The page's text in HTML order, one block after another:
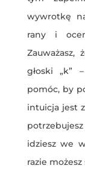
wywrotkę
rany i
głoski „k”
pomóc, by
intuicja jest
idziesz we
razie